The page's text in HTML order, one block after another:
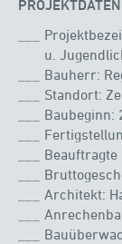
u.
Bauherr:
Standort:
Baubeginn:
Beauftragte
Architekt: